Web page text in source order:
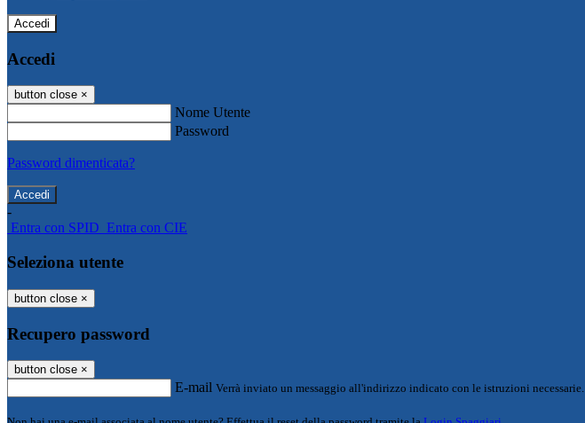
Accedi
Accedi
button close ×
Nome Utente
Password
Password dimenticata?
-
Entra con SPID Entra con CIE
Seleziona utente
button close ×
Recupero password
button close ×
E-mail Verrà inviato un messaggio all'indirizzo indicato con le istruzioni necessarie.